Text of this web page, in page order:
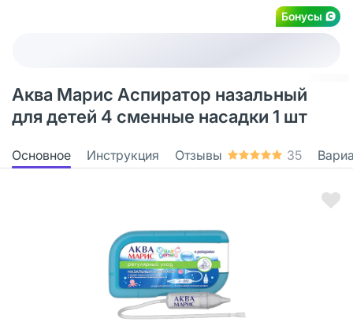
Бонусы
Аква Марис Аспиратор назальный
для детей 4 сменные насадки 1 шт
Основное Инструкция Отзывы 35